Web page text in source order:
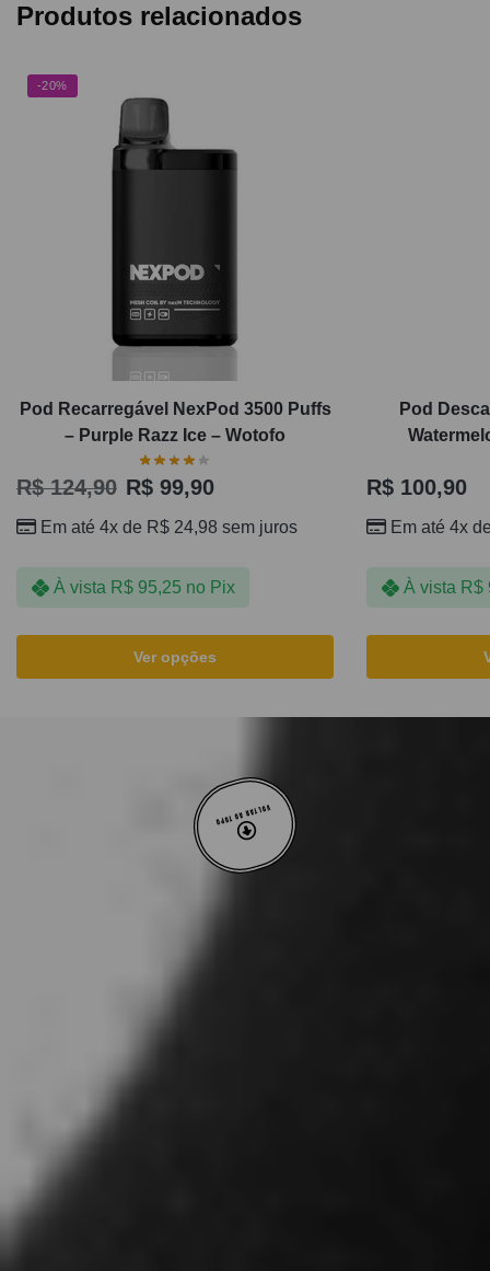
Produtos relacionados
-20%
Pod Recarregável NexPod 3500 Puffs
– Purple Razz Ice – Wotofo
R$124,90 R$ 99,90
Em até 4x de R$ 24,98 sem juros
À vista R$95,25 no Pix
Ver opções
Pod
R$ 100,90
Em até 4x
À vista R$
VOLTAR AO TOPO